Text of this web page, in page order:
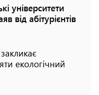
університети
від абітурієнтів
екологічний